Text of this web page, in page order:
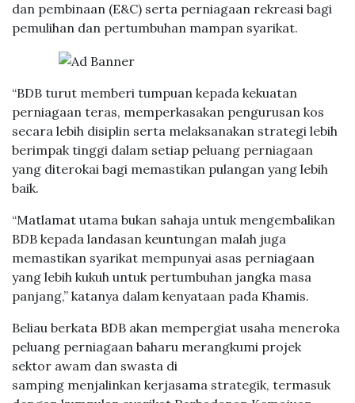
dan pembinaan (E&C) serta perniagaan rekreasi bagi
pemulihan dan pertumbuhan mampan syarikat.
“BDB turut memberi tumpuan kepada kekuatan
perniagaan teras, memperkasakan pengurusan kos
secara lebih disiplin serta melaksanakan strategi lebih
berimpak tinggi dalam setiap peluang perniagaan
yang diterokai bagi memastikan pulangan yang lebih
baik.
“Matlamat utama bukan sahaja untuk mengembalikan
BDB kepada landasan keuntungan malah juga
memastikan syarikat mempunyai asas perniagaan
yang lebih kukuh untuk pertumbuhan jangka masa
panjang,” katanya dalam kenyataan pada Khamis.
Beliau berkata BDB akan mempergiat usaha meneroka
peluang perniagaan baharu merangkumi projek
sektor awam dan swasta di
samping menjalinkan kerjasama strategik, termasuk